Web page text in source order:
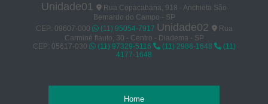
Unidade01
Rua Copacabana, 918 - Anchieta São
Bernardo do Campo - SP
CEP: 09607-000
(11) 95054-7917 Unidade02
Rua
Carminé flauto, 30 - Centro - Diadema - SP
CEP: 05617-030
(11) 97329-5116 (11) 2988-1648
(11)
4177-1648
Home